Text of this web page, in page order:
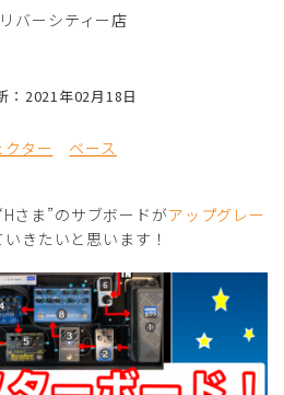
バーシティー店
：2021年02月18日
ター ベース
さま”のサブボードがアップグレー
きたいと思います！